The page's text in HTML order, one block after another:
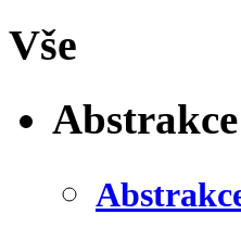
Vše
Abstrakce